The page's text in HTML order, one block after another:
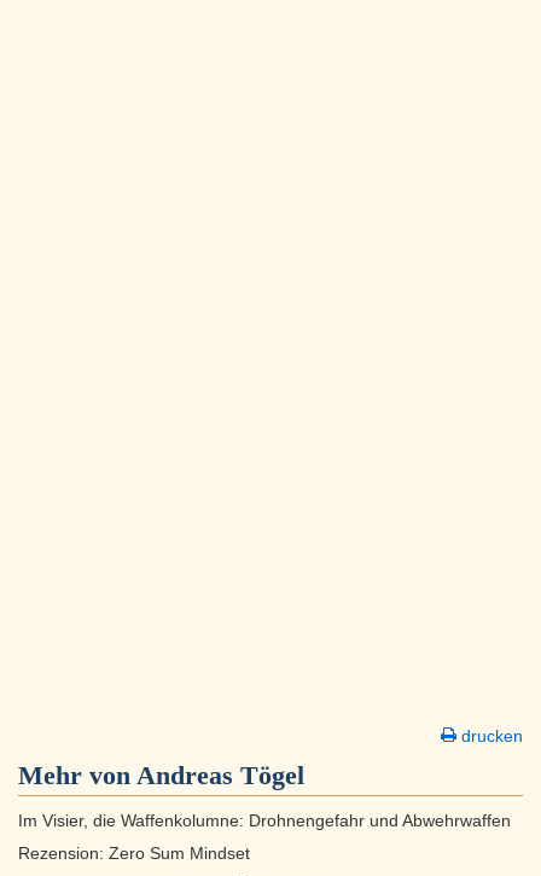
drucken
Mehr von Andreas Tögel
Im Visier, die Waffenkolumne: Drohnengefahr und Abwehrwaffen
Rezension: Zero Sum Mindset